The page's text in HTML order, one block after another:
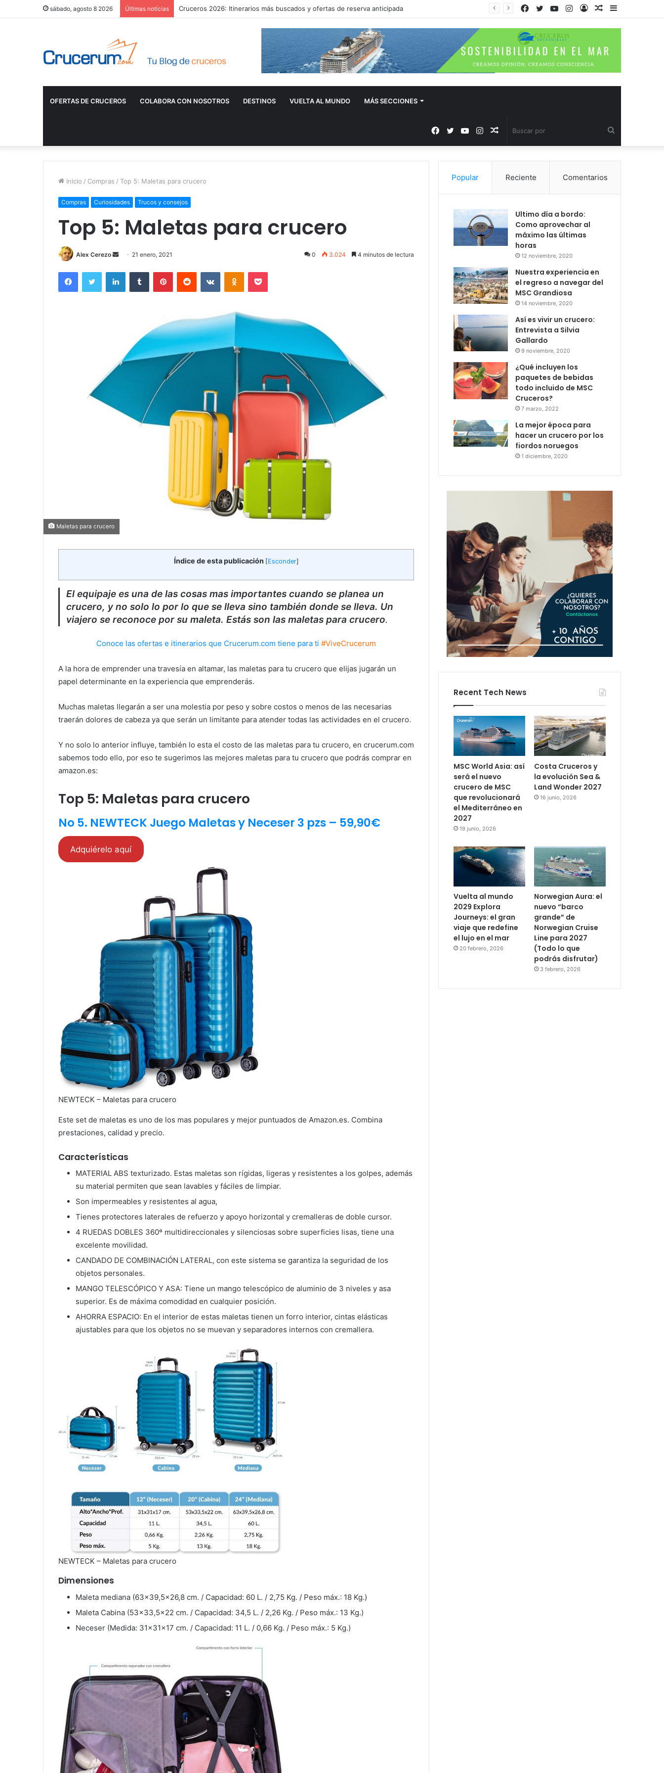
sábado, agosto 8 2026 Últimas notícias Cruceros 2026: Itinerarios más buscados y ofertas de reserva anticipada
Barra
Publicación
Acceso
Instagram
YouTube
Twitter
Facebook
OFERTAS DE CRUCEROS COLABORA CON NOSOTROS DESTINOS VUELTA AL MUNDO MÁS SECCIONES
por
Publicación
al
Instagram
YouTube
Twitter
Facebook
Inicio / Compras / Top 5: Maletas para crucero
Compras Curiosidades Trucos y consejos
Top 5: Maletas para crucero
Alex Cerezo
Send 21 enero, 2021 0 3.024 4 minutos de lectura
FacebookTwitter LinkedInTumblr PinterestReddit VKontakteOdnoklassniki
Pocket
Maletas para crucero
Índice de esta publicación [Esconder]
El equipaje es una de las cosas mas importantes cuando se planea un
crucero, y no solo lo por lo que se lleva sino también donde se lleva. Un
viajero se reconoce por su maleta. Estás son las maletas para crucero.
Conoce las ofertas e itinerarios que Crucerum.com tiene para ti #ViveCrucerum
A la hora de emprender una travesía en altamar, las maletas para tu crucero que elijas jugarán un
papel determinante en la experiencia que emprenderás.
Muchas maletas llegarán a ser una molestia por peso y sobre costos o menos de las necesarias
traerán dolores de cabeza ya que serán un limitante para atender todas las actividades en el crucero.
Y no solo lo anterior influye, también lo esta el costo de las maletas para tu crucero, en crucerum.com
sabemos todo ello, por eso te sugerimos las mejores maletas para tu crucero que podrás comprar en
amazon.es:
Top 5: Maletas para crucero
No 5. NEWTECK Juego Maletas y Neceser 3 pzs – 59,90€
Adquiérelo aquí
NEWTECK – Maletas para crucero
Este set de maletas es uno de los mas populares y mejor puntuados de Amazon.es. Combina
prestaciones, calidad y precio.
Características
MATERIAL ABS texturizado. Estas maletas son rígidas, ligeras y resistentes a los golpes, además
su material permiten que sean lavables y fáciles de limpiar.
Son impermeables y resistentes al agua,
Tienes protectores laterales de refuerzo y apoyo horizontal y cremalleras de doble cursor.
4 RUEDAS DOBLES 360º multidireccionales y silenciosas sobre superficies lisas, tiene una
excelente movilidad.
CANDADO DE COMBINACIÓN LATERAL, con este sistema se garantiza la seguridad de los
objetos personales.
MANGO TELESCÓPICO Y ASA: Tiene un mango telescópico de aluminio de 3 niveles y asa
superior. Es de máxima comodidad en cualquier posición.
AHORRA ESPACIO: En el interior de estas maletas tienen un forro interior, cintas elásticas
ajustables para que los objetos no se muevan y separadores internos con cremallera.
NEWTECK – Maletas para crucero
Dimensiones
Maleta mediana (63×39,5×26,8 cm. / Capacidad: 60 L. / 2,75 Kg. / Peso máx.: 18 Kg.)
Maleta Cabina (53×33,5×22 cm. / Capacidad: 34,5 L. / 2,26 Kg. / Peso máx.: 13 Kg.)
Neceser (Medida: 31x31x17 cm. / Capacidad: 11 L. / 0,66 Kg. / Peso máx.: 5 Kg.)
Popular Reciente Comentarios
Ultimo día a bordo:
Como aprovechar al
máximo las últimas
horas
12 noviembre, 2020
Nuestra experiencia en
el regreso a navegar del
MSC Grandiosa
14 noviembre, 2020
Así es vivir un crucero:
Entrevista a Silvia
Gallardo
9 noviembre, 2020
¿Qué incluyen los
paquetes de bebidas
todo incluido de MSC
Cruceros?
7 marzo, 2022
La mejor época para
hacer un crucero por los
fiordos noruegos
1 diciembre, 2020
Recent Tech News
MSC World Asia: así
será el nuevo
crucero de MSC
que revolucionará
el Mediterráneo en
2027
19 junio, 2026
Costa Cruceros y
la evolución Sea &
Land Wonder 2027
16 junio, 2026
Vuelta al mundo
2029 Explora
Journeys: el gran
viaje que redefine
el lujo en el mar
20 febrero, 2026
Norwegian Aura: el
nuevo “barco
grande” de
Norwegian Cruise
Line para 2027
(Todo lo que
podrás disfrutar)
3 febrero, 2026